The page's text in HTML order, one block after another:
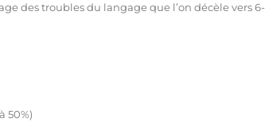
des troubles du langage que l’on décèle vers 6-
50%)